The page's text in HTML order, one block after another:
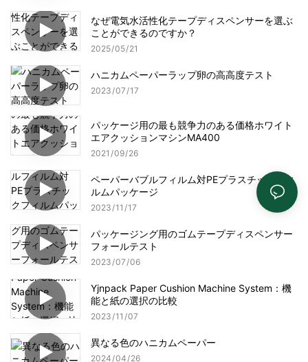
なぜ電気水活性化テープディスペンサーを選ぶ
ことができるのですか？
2025 05 21
ハニカムペーパーラップ卵の高高度テスト
2023 07 17
パッケージ用の最も競争力のある価格ホワイト
エアクッションマシンMA400
2021 09 26
ペーパーバブルフィルム対PEプラスチックフィ
ルムパッケージ
2023 11 17
パッケージング用のゴムテープディスペンサー
フォールテスト
2023 07 06
Yjnpack Paper Cushion Machine System：機
能と紙の選択の比較
2023 11 07
異なる色のハニカムペーパー
2024 04 26